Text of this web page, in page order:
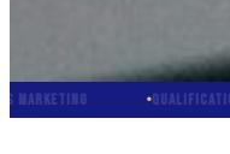
QUALIFICATION IA